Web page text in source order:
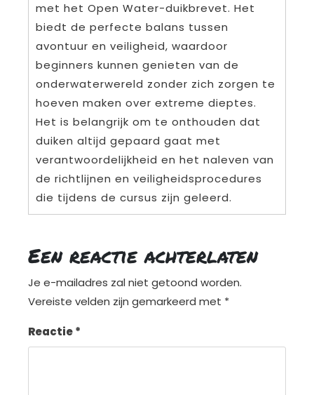
met het Open Water-duikbrevet. Het
biedt de perfecte balans tussen
avontuur en veiligheid, waardoor
beginners kunnen genieten van de
onderwaterwereld zonder zich zorgen te
hoeven maken over extreme dieptes.
Het is belangrijk om te onthouden dat
duiken altijd gepaard gaat met
verantwoordelijkheid en het naleven van
de richtlijnen en veiligheidsprocedures
die tijdens de cursus zijn geleerd.
Een reactie achterlaten
Je e-mailadres zal niet getoond worden.
Vereiste velden zijn gemarkeerd met *
Reactie*